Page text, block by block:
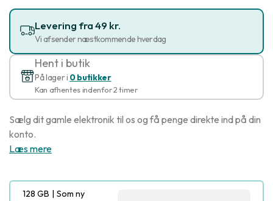
Levering fra 49 kr.
Vi afsender næstkommende hverdag
Hent i butik
På lager i 0 butikker
Kan afhentes indenfor 2 timer
Sælg dit gamle elektronik til os og få penge direkte ind på din
konto.
Læs mere
128 GB | Som ny